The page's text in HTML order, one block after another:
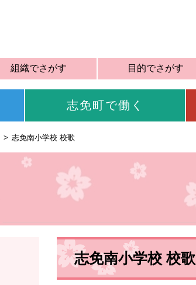
組織でさがす 目的でさがす
志免町で働く
志免南小学校 校歌
志免南小学校 校歌